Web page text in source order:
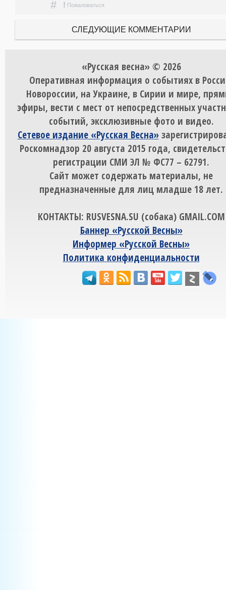
# ! Пожаловаться
СЛЕДУЮЩИЕ КОММЕНТАРИИ
«Русская весна» © 2026
Оперативная информация о событиях в
Новороссии, на Украине, в Сирии и мире,
эфиры, вести с мест от непосредственных
событий, эксклюзивные фото и видео.
Сетевое издание «Русская Весна»
Роскомнадзор 20 августа 2015 года,
регистрации СМИ ЭЛ № ФС77 – 62791.
Сайт может содержать материалы, не
предназначенные для лиц младше 18 лет.
КОНТАКТЫ: RUSVESNA.SU (собака) GMAIL.COM
Баннер «Русской Весны»
Информер «Русской Весны»
Политика конфиденциальности